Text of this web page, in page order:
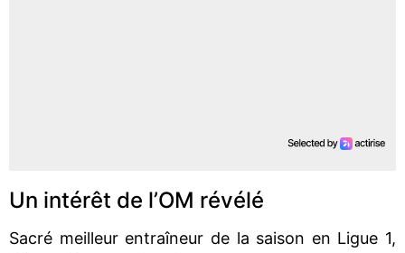
Un intérêt de l’OM révélé
Sacré meilleur entraîneur de la saison en Ligue 1,